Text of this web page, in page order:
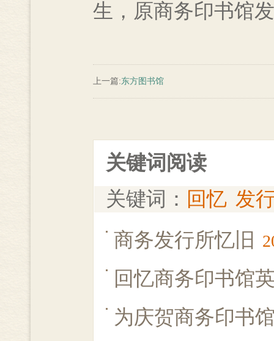
生，原商务印书馆
上一篇:东方图书馆
关键词阅读
关键词： 回忆 发
商务发行所忆旧
回忆商务印书馆
为庆贺商务印书